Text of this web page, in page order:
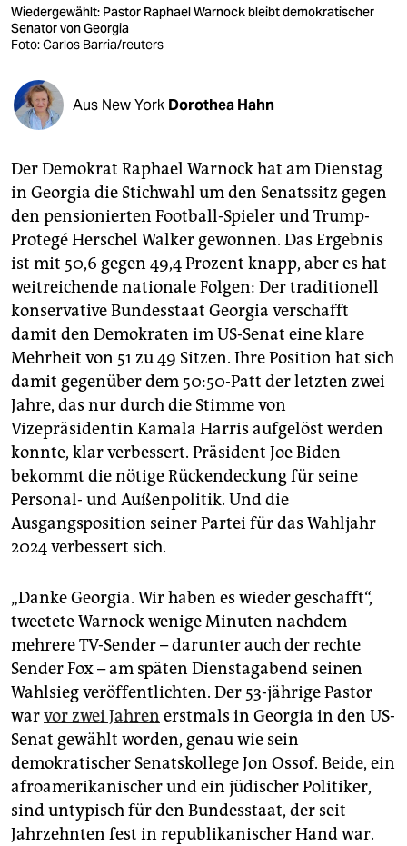
veranstaltungen
shop
fragen & hilfe
unterstützen
genossenschaft
epaper login
Wiedergewählt: Pastor Raphael Warnock bleibt demokratischer
Senator von Georgia
Foto: Carlos Barria/reuters
Aus New York Dorothea Hahn
Der Demokrat Raphael Warnock hat am Dienstag
in Georgia die Stichwahl um den Senatssitz gegen
den pensionierten Football-Spieler und Trump-
Protegé Herschel Walker gewonnen. Das Ergebnis
ist mit 50,6 gegen 49,4 Prozent knapp, aber es hat
weitreichende nationale Folgen: Der traditionell
konservative Bundesstaat Georgia verschafft
damit den Demokraten im US-Senat eine klare
Mehrheit von 51 zu 49 Sitzen. Ihre Position hat sich
damit gegenüber dem 50:50-Patt der letzten zwei
Jahre, das nur durch die Stimme von
Vizepräsidentin Kamala Harris aufgelöst werden
konnte, klar verbessert. Präsident Joe Biden
bekommt die nötige Rückendeckung für seine
Personal- und Außenpolitik. Und die
Ausgangsposition seiner Partei für das Wahljahr
2024 verbessert sich.
„Danke Georgia. Wir haben es wieder geschafft“,
tweetete Warnock wenige Minuten nachdem
mehrere TV-Sender – darunter auch der rechte
Sender Fox – am späten Dienstagabend seinen
Wahlsieg veröffentlichten. Der 53-jährige Pastor
warvor zwei Jahren erstmals in Georgia in den US-
Senat gewählt worden, genau wie sein
demokratischer Senatskollege Jon Ossof. Beide, ein
afroamerikanischer und ein jüdischer Politiker,
sind untypisch für den Bundesstaat, der seit
Jahrzehnten fest in republikanischer Hand war.